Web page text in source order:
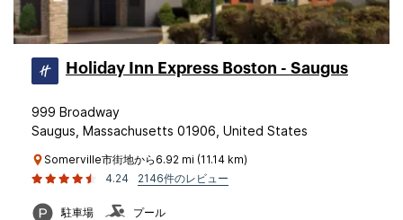
Holiday Inn Express Boston - Saugus
999 Broadway
Saugus, Massachusetts 01906, United States
Somerville市街地から6.92 mi (11.14 km)
4.24
2146件のレビュー
駐車場 プール